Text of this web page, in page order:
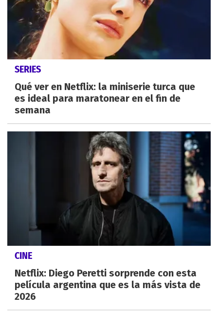
SERIES
Qué ver en Netflix: la miniserie turca que
es ideal para maratonear en el fin de
semana
CINE
Netflix: Diego Peretti sorprende con esta
película argentina que es la más vista de
2026